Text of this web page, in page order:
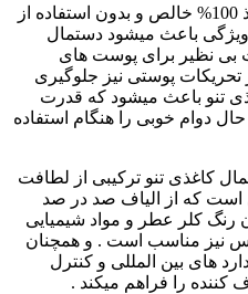
از کاغذ 100% خالص و بدون استفاده از
ویژگی باعث میشود دستمال
بی نظیر برای پوست های
پوستی نیز جلوگیری
تنو باعث میشود که قدرت
دوام خوبی را هنگام استفاده
کاغذی تنو ترکیبی از لطافت
است که از الیاف صد در صد
کلر عطر و مواد شیمیایی
نیز مناسب است . و همچنان
های بین المللی و کنترل
را فراهم میکند .